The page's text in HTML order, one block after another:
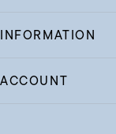
INFORMATION
ACCOUNT